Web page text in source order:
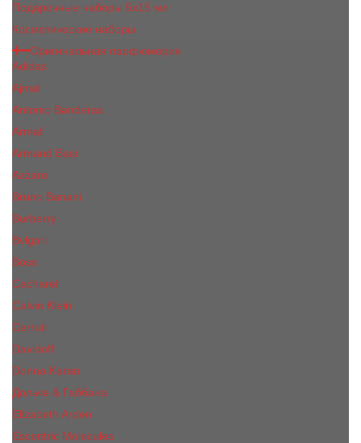
Подарочные наборы 5x15 мл
Косметические наборы
Оригинальная парфюмерия
Adidas
Ajmal
Antonio Banderas
Armaf
Armand Basi
Azzaro
Bruno Banani
Burberry
Bvlgari
Boss
Cacharel
Calvin Klein
Cerruti
Davidoff
Donna Karan
Дольче & Габбана
Elizabeth Arden
Escentric Molecules